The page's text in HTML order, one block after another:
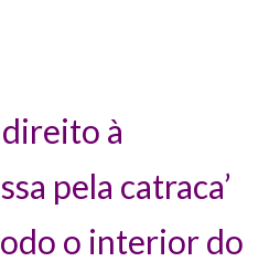
direito à
pela catraca’
o interior do